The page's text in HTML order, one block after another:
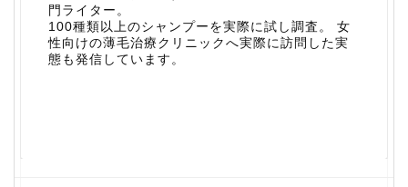
門ライター。
100種類以上のシャンプーを実際に試し調査。 女
性向けの薄毛治療クリニックへ実際に訪問した実
態も発信しています。